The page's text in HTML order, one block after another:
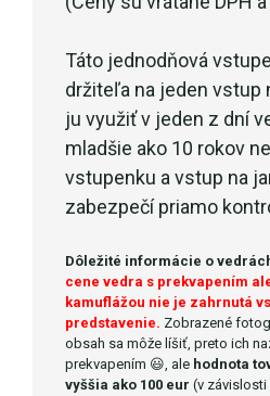
Táto jednodňová
držiteľa na jeden vstup
ju využiť v jeden z dní
mladšie ako 10 rokov
vstupenku a vstup na
zabezpečí priamo
Dôležité informácie o
cene vedra s prekvapením
kamuflážou nie je zahrnutá
predstavenie. Zobrazené
obsah sa môže líšiť, preto ich
prekvapením 😃, ale hodnota
vyššia ako 100 eur (v závislosti